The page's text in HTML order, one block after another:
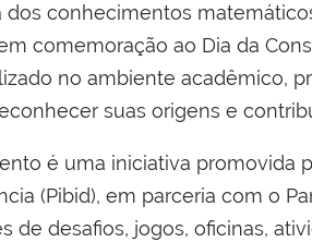
conhecimentos
comemoração ao Dia da
no ambiente acadêmico,
suas origens e
é uma iniciativa
(Pibid), em parceria com o
de desafios, jogos, oficinas,